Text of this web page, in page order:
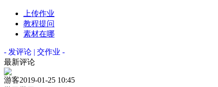
上传作业
教程提问
素材在哪
- 发评论 | 交作业 -
最新评论
游客2019-01-25 10:45